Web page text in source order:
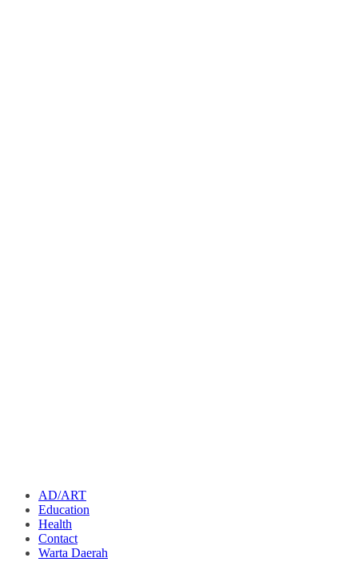
AD/ART
Education
Health
Contact
Warta Daerah